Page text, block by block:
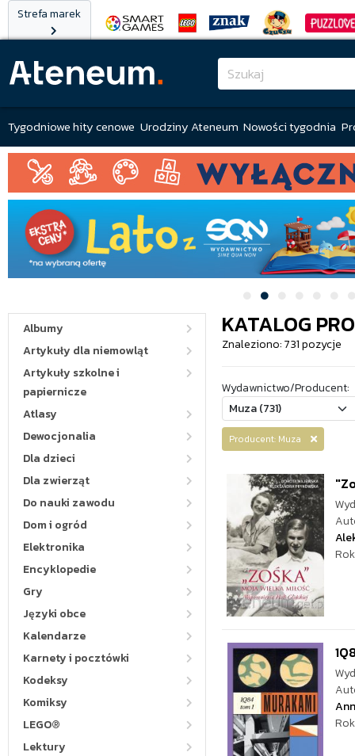
Strefa marek
Tygodniowe hity cenowe Urodziny Ateneum Nowości tygodnia
Albumy
Artykuły dla niemowląt
Artykuły szkolne i
papiernicze
Atlasy
Dewocjonalia
Dla dzieci
Dla zwierząt
Do nauki zawodu
Dom i ogród
Elektronika
Encyklopedie
Gry
Języki obce
Kalendarze
Karnety i pocztówki
Kodeksy
Komiksy
LEGO®
Lektury
KATALOG
Znaleziono: 731 pozycje
Wydawnictwo/Producent:
Producent: Muza